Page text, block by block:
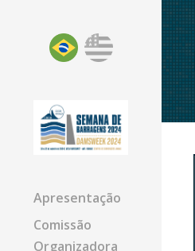
Apresentação
Comissão
Organizadora